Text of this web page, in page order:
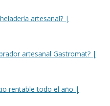
artesanal? |
artesanal Gastromat? |
rentable todo el año |